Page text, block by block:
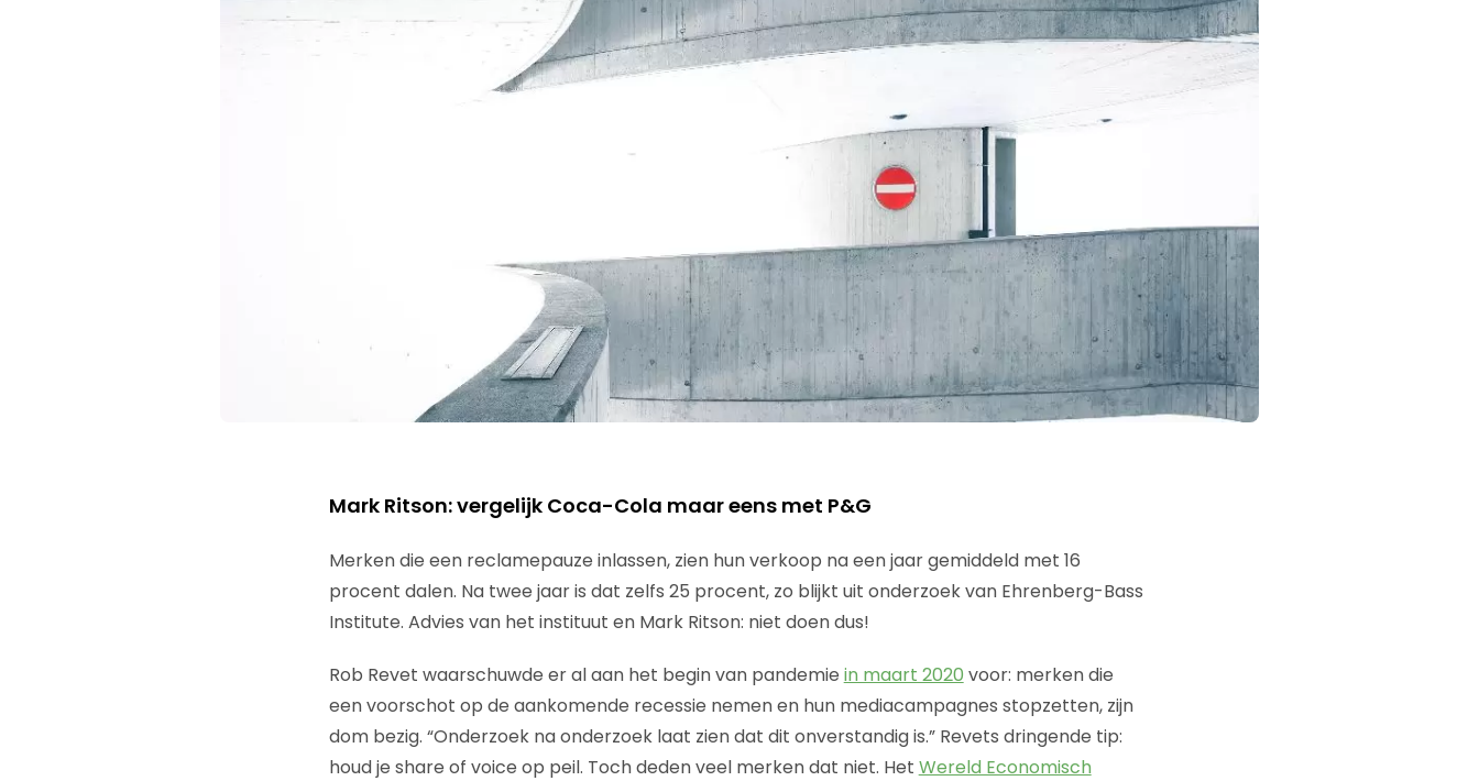
Mark Ritson: vergelijk Coca-Cola maar eens met P&G
Merken die een reclamepauze inlassen, zien hun verkoop na een jaar gemiddeld met 16
procent dalen. Na twee jaar is dat zelfs 25 procent, zo blijkt uit onderzoek van Ehrenberg-Bass
Institute. Advies van het instituut en Mark Ritson: niet doen dus!
Rob Revet waarschuwde er al aan het begin van pandemie in maart 2020 voor: merken die
een voorschot op de aankomende recessie nemen en hun mediacampagnes stopzetten, zijn
dom bezig. “Onderzoek na onderzoek laat zien dat dit onverstandig is.” Revets dringende tip:
houd je share of voice op peil. Toch deden veel merken dat niet. Het Wereld Economisch